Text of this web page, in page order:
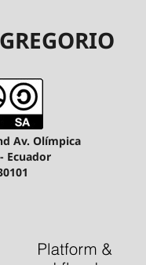
Av. Olímpica
Ecuador